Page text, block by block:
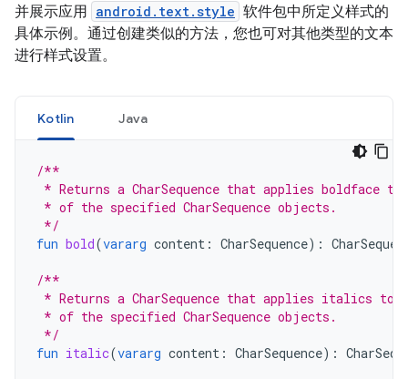
并展示应用 android.text.style 软件包中所定义样式的
具体示例。通过创建类似的方法，您也可对其他类型的文本
进行样式设置。
Kotlin Java
/**
* Returns a CharSequence that applies boldface
* of the specified CharSequence objects.
*/
fun bold(vararg content : CharSequence):
/**
* Returns a CharSequence that applies italics to
* of the specified CharSequence objects.
*/
fun italic(vararg content : CharSequence):